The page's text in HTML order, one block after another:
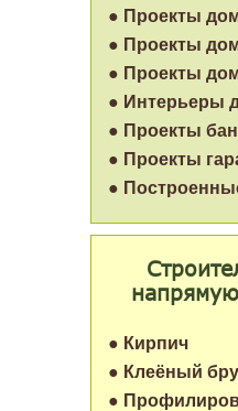
● Кирпич
● Клеёный
●
● Проекты
● Проекты
● Проекты
● Интерьеры
● Проекты
● Проекты
●